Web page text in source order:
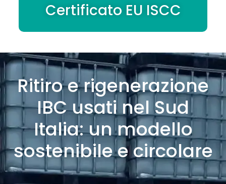
Certificato EU ISCC
Ritiro e rigenerazione
IBC usati nel Sud
Italia: un modello
sostenibile e circolare